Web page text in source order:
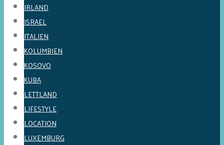
IRLAND
ISRAEL
ITALIEN
KOLUMBIEN
KOSOVO
KUBA
LETTLAND
LIFESTYLE
LOCATION
LUXEMBURG